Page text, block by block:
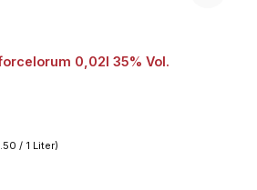
0,02l 35% Vol.
/ 1 Liter)